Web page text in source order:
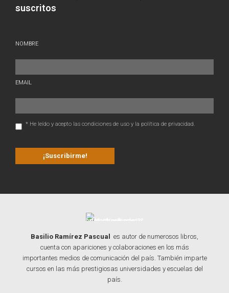
suscritos
NOMBRE
EMAIL
* He leído y acepto las condiciones de uso y la política de privacidad.
Basilio Ramírez Pascual
es autor de numerosos libros,
cuenta con apariciones y colaboraciones en los más
importantes medios de comunicación del país. También imparte
cursos en las más prestigiosas universidades y escuelas del
país.